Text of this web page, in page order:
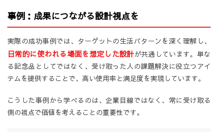
事例：成果につながる設計視点を
実際の成功事例では、ターゲットの生活パターンを深く理解し、
日常的に使われる場面を想定した設計が共通しています。単な
る記念品としてではなく、受け取った人の課題解決に役立つアイ
テムを提供することで、高い使用率と満足度を実現しています。
こうした事例から学べるのは、企業目線ではなく、常に受け取る
側の視点で価値を考えることの重要性です。